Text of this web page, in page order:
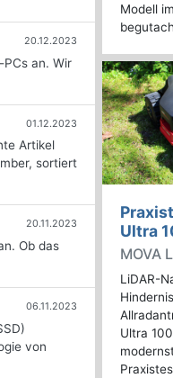
20.12.2023
an. Wir
01.12.2023
Artikel
sortiert
20.11.2023
Ob das
06.11.2023
von
Modell
Ultra
MOVA
LiDAR-
Ultra